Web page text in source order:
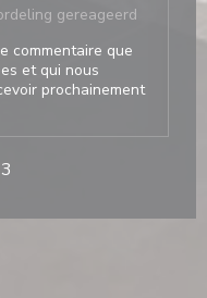
gereageerd
commentaire que
et qui nous
prochainement
3